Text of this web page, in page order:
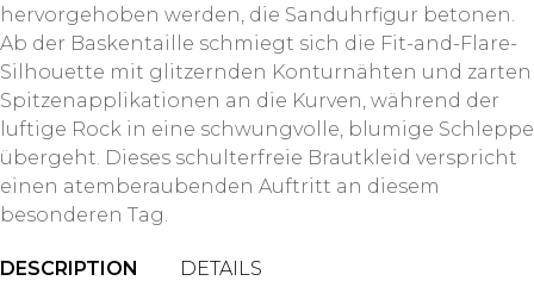
hervorgehoben werden, die Sanduhrfigur betonen.
Ab der Baskentaille schmiegt sich die Fit-and-Flare-
Silhouette mit glitzernden Konturnähten und zarten
Spitzenapplikationen an die Kurven, während der
luftige Rock in eine schwungvolle, blumige Schleppe
übergeht. Dieses schulterfreie Brautkleid verspricht
einen atemberaubenden Auftritt an diesem
besonderen Tag.
DESCRIPTION DETAILS